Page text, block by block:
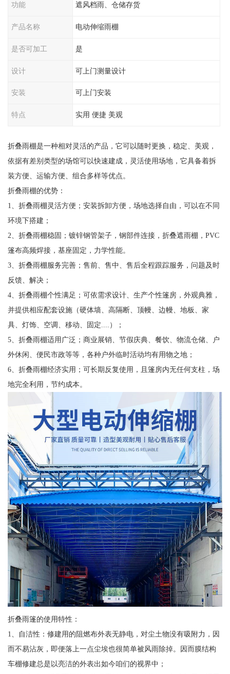
功能 遮风档雨、仓储存货
产品名称 电动伸缩雨棚
是否可加工 是
设计 可上门测量设计
安装 可上门安装
特点 实用 便捷 美观
折叠雨棚是一种相对灵活的产品，它可以随时更换，稳定、美观，
依据有差别类型的场馆可以快速建成，灵活使用场地，它具备着拆
装方便、运输方便、组合多样等优点。
折叠雨棚的优势：
1、折叠雨棚灵活方便；安装拆卸方便，场地选择自由，可以在不同
环境下搭建；
2、折叠雨棚稳固；镀锌钢管架子，钢部件连接，折叠遮雨棚，PVC
篷布高频焊接，基座固定，力学性能。
3、折叠雨棚服务完善；售前、售中、售后全程跟踪服务，问题及时
反馈、解决；
4、折叠雨棚个性满足；可依需求设计、生产个性篷房，外观典雅，
并提供相应配套设施（硬体墙、高隔断、顶幔、边幔、地板、家
具、灯饰、空调、移动、固定....）；
5、折叠雨棚适用广泛；商业展销、节假庆典、餐饮、物流仓储、户
外休闲、便民市政等等，各种户外临时活动均有用物之地；
6、折叠雨棚经济实用；可长期反复使用，且篷房内无任何支柱，场
地完全利用，节约成本。
折叠雨篷的使用特性：
1、自洁性：修建用的阻燃布外表无静电，对尘土物没有吸附力，因
而不易沾灰，即便落上一点尘埃也很简单被风雨除掉。因而膜结构
车棚修建总是以亮洁的外表出如今咱们的视界中；